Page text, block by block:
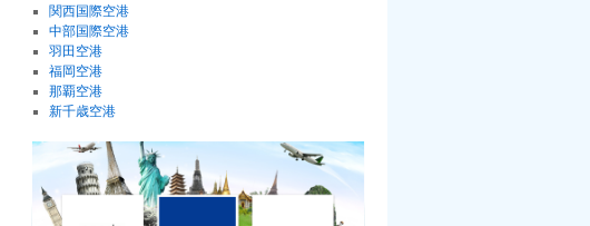
関西国際空港
中部国際空港
羽田空港
福岡空港
那覇空港
新千歳空港